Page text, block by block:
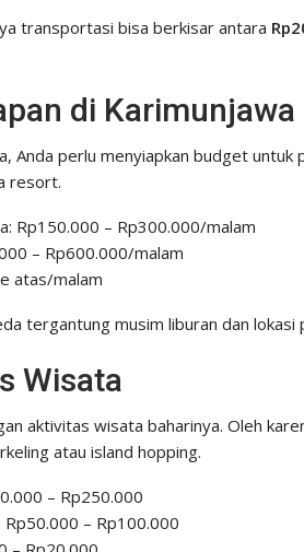
transportasi bisa berkisar antara
di Karimunjawa
Anda perlu menyiapkan budget untuk
resort.
Rp150.000 – Rp300.000/malam
– Rp600.000/malam
atas/malam
tergantung musim liburan dan lokasi
Wisata
aktivitas wisata baharinya. Oleh
atau island hopping.
– Rp250.000
– Rp100.000